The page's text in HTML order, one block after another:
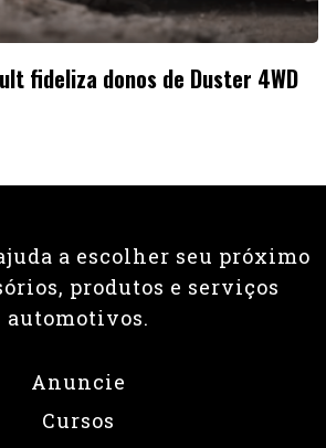
fideliza donos de Duster 4WD
a escolher seu próximo
produtos e serviços
automotivos.
Anuncie
Cursos